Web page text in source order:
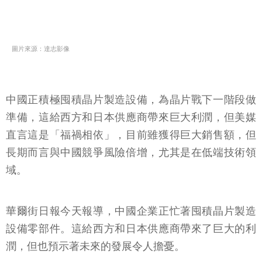
圖片來源：達志影像
中國正積極囤積晶片製造設備，為晶片戰下一階段做
準備，這給西方和日本供應商帶來巨大利潤，但美媒
直言這是「福禍相依」，目前雖獲得巨大銷售額，但
長期而言與中國競爭風險倍增，尤其是在低端技術領
域。
華爾街日報今天報導，中國企業正忙著囤積晶片製造
設備零部件。這給西方和日本供應商帶來了巨大的利
潤，但也預示著未來的發展令人擔憂。